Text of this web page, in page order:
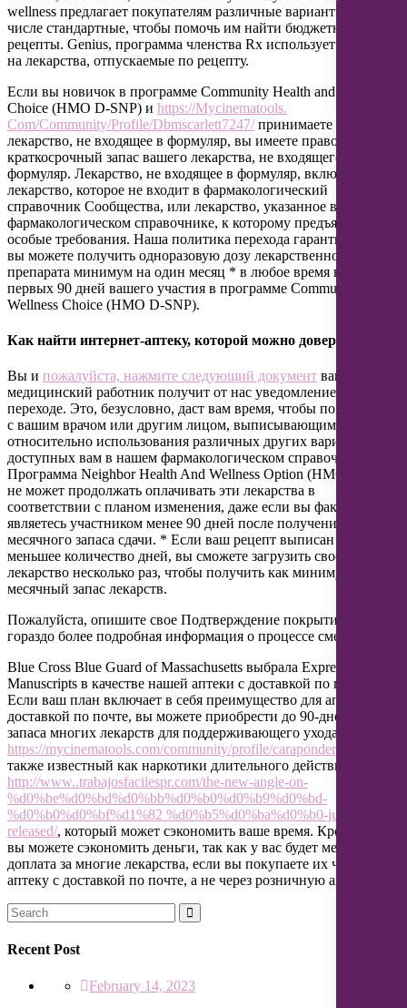
wellness предлагает покупателям различные варианты, в том
числе стандартные, чтобы помочь им найти бюджетные
рецепты. Genius, программа членства Rx использует скидки
на лекарства, отпускаемые по рецепту.
Если вы новичок в программе Community Health and wellness
Choice (HMO D-SNP) и https://Mycinematools.
Com/Community/Profile/Dbmscarlett7247/принимаете
лекарство, не входящее в формуляр, вы имеете право на
краткосрочный запас вашего лекарства, не входящего в
формуляр. Лекарство, не входящее в формуляр, включает
лекарство, которое не входит в фармакологический
справочник Сообщества, или лекарство, указанное в
фармакологическом справочнике, к которому предъявляются
особые требования. Наша политика перехода гарантирует, что
вы можете получить одноразовую дозу лекарственного
препарата минимум на один месяц * в любое время в течение
первых 90 дней вашего участия в программе Community
Wellness Choice (HMO D-SNP).
Как найти интернет-аптеку, которой можно доверять
Вы и пожалуйста, нажмите следующий документ ваш
медицинский работник получит от нас уведомление о
переходе. Это, безусловно, даст вам время, чтобы поговорить
с вашим врачом или другим лицом, выписывающим рецепты,
относительно использования различных других вариантов,
доступных вам в нашем фармакологическом справочнике.
Программа Neighbor Health And Wellness Option (HMO D-SNP)
не может продолжать оплачивать эти лекарства в
соответствии с планом изменения, даже если вы фактически
являетесь участником менее 90 дней после получения
месячного запаса сдачи. * Если ваш рецепт выписан на
меньшее количество дней, вы сможете загрузить свое
лекарство несколько раз, чтобы получить как минимум
месячный запас лекарств.
Пожалуйста, опишите свое Подтверждение покрытия для
гораздо более подробная информация о процессе смены.
Blue Cross Blue Guard of Massachusetts выбрала Express
Manuscripts в качестве нашей аптеки с доставкой по почте.
Если ваш план включает в себя преимущество для аптеки с
доставкой по почте, вы можете приобрести до 90-дневного
запаса многих лекарств для поддерживающего ухода,
https://mycinematools.com/community/profile/caraponder58434/
также известный как наркотики длительного действия,
http://www..trabajosfacilespr.com/the-new-angle-on-
%d0%be%d0%bd%d0%bb%d0%b0%d0%b9%d0%bd-
%d0%b0%d0%bf%d1%82 %d0%b5%d0%ba%d0%b0-just-
released/, который может сэкономить ваше время. Кроме того,
вы можете сэкономить деньги, так как у вас будет меньшая
доплата за многие лекарства, если вы покупаете их через
аптеку с доставкой по почте, а не через розничную аптеку.
Recent Post
February 14, 2023